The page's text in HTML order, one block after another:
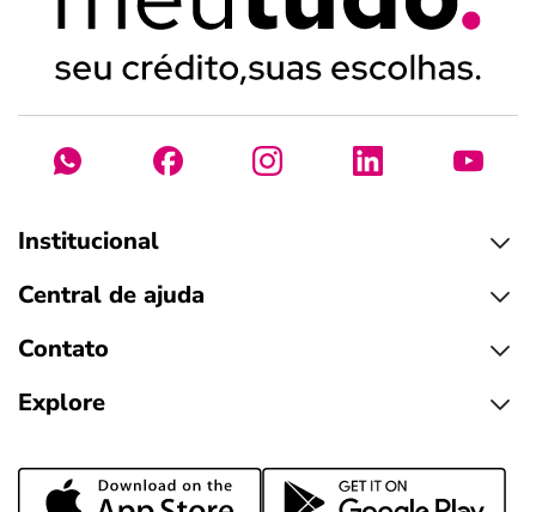
Institucional
Central de ajuda
Contato
Explore